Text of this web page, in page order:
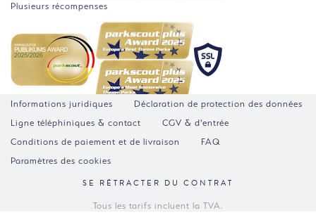
Plusieurs récompenses
Informations juridiques
Déclaration de protection des données
Ligne téléphiniques & contact
CGV & d'entrée
Conditions de paiement et de livraison
FAQ
Paramètres des cookies
SE RÉTRACTER DU CONTRAT
Tous les tarifs incluent la TVA.